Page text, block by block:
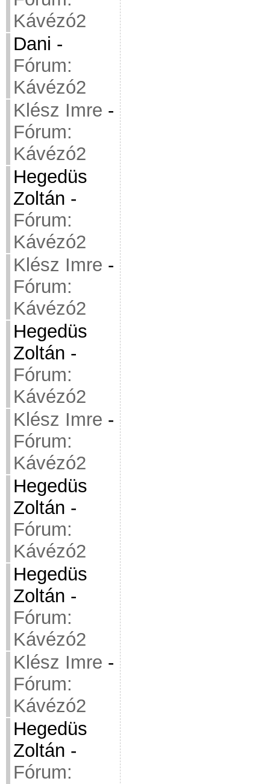
Kávézó2
Dani -
Fórum:
Kávézó2
Klész Imre -
Fórum:
Kávézó2
Hegedüs
Zoltán -
Fórum:
Kávézó2
Klész Imre -
Fórum:
Kávézó2
Hegedüs
Zoltán -
Fórum:
Kávézó2
Klész Imre -
Fórum:
Kávézó2
Hegedüs
Zoltán -
Fórum:
Kávézó2
Hegedüs
Zoltán -
Fórum:
Kávézó2
Klész Imre -
Fórum:
Kávézó2
Hegedüs
Zoltán -
Fórum: